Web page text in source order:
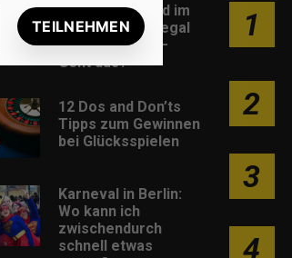
Musik Download im
MP3-Format: Legal
und kostenlos –
Geht das?
12 Dos and Don’ts
Tipps zum Gewinnen
bei Glücksspielen
Karneval in Berlin:
Wo kann ich
zwischendurch
schnell etwas
1
2
3
4